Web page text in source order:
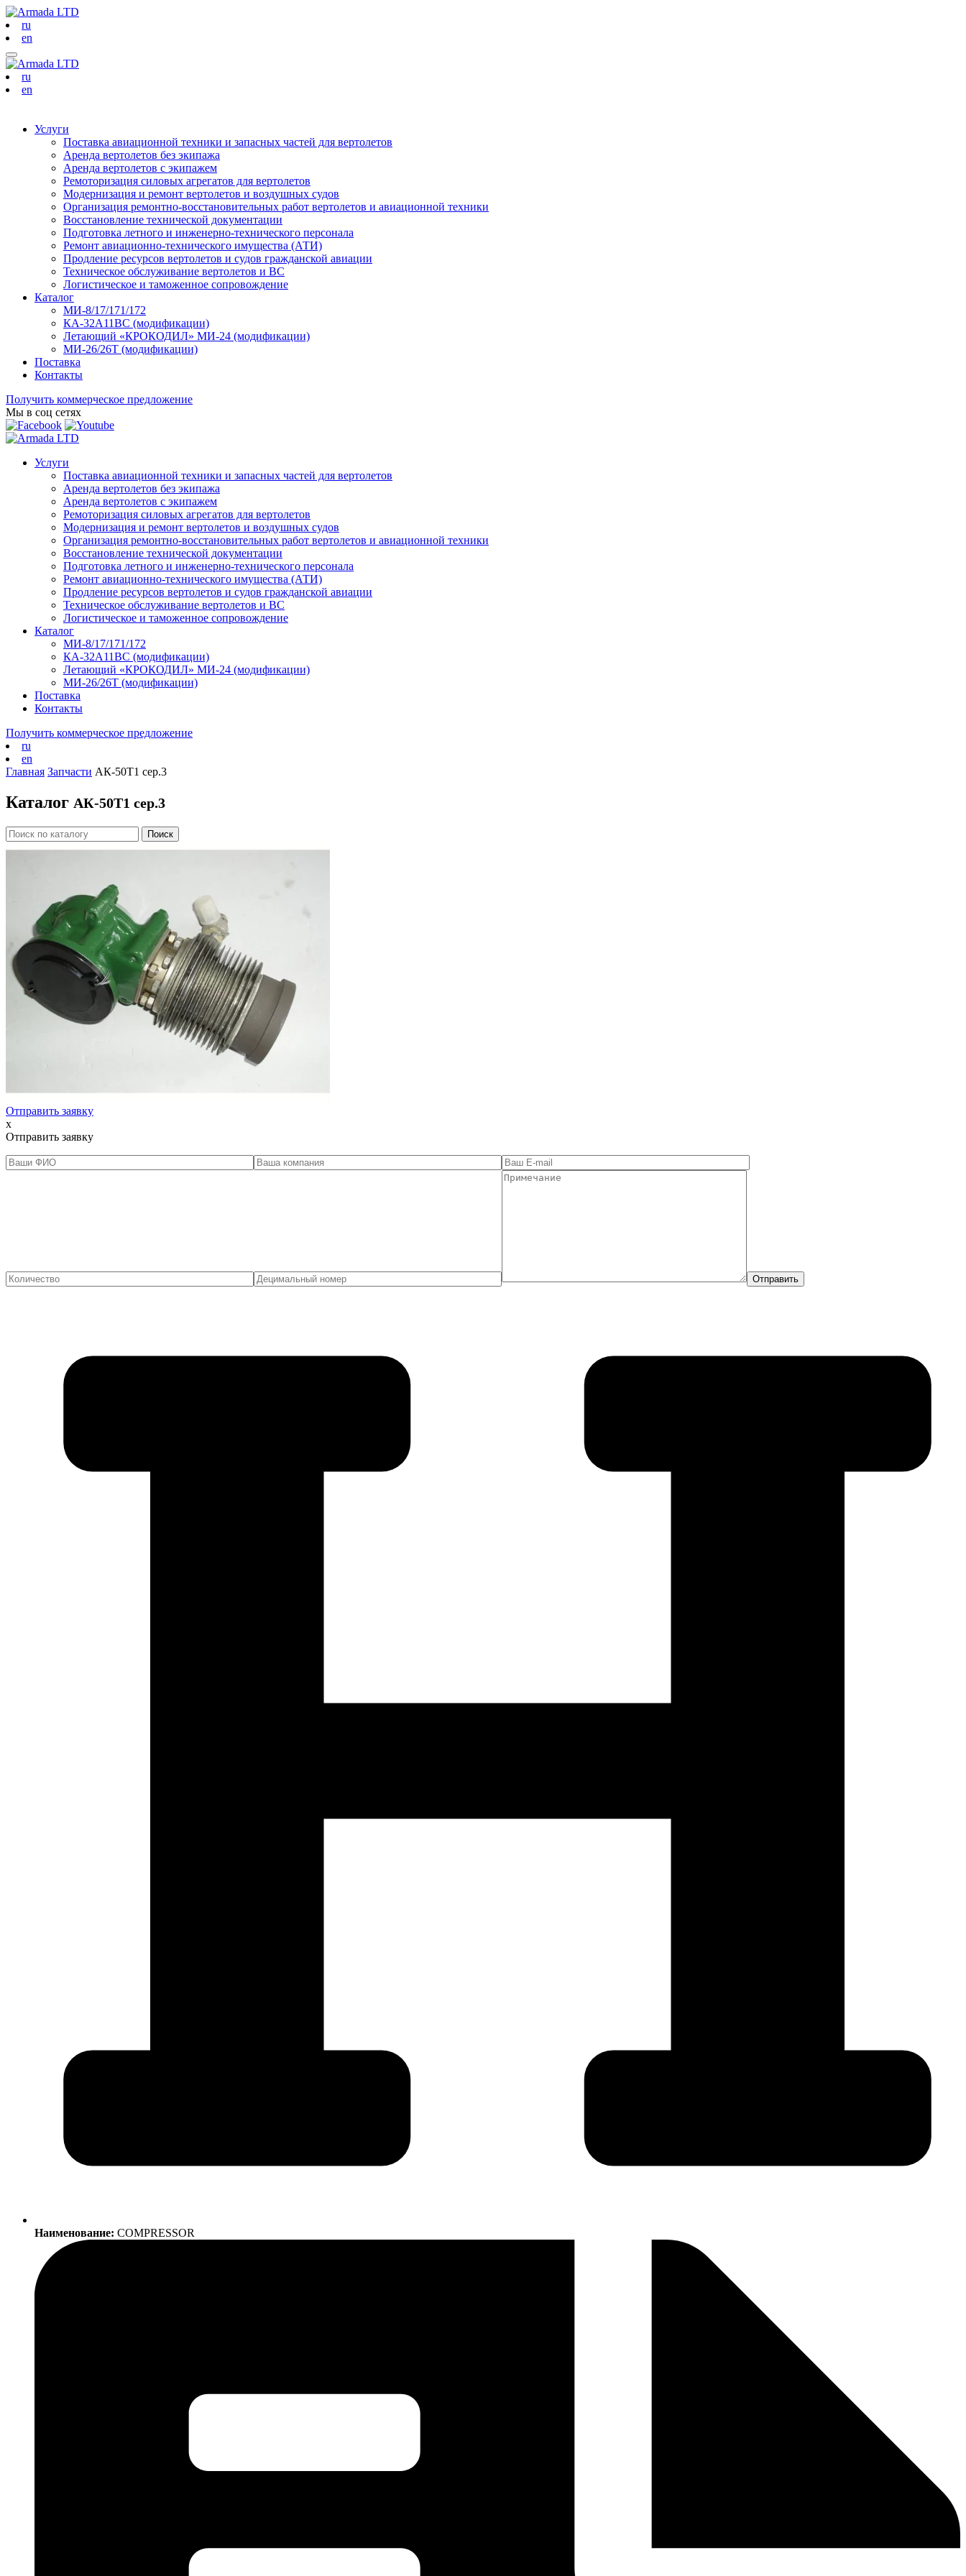
ru
en
ru
en
Услуги
Поставка авиационной техники и запасных частей для вертолетов
Аренда вертолетов без экипажа
Аренда вертолетов с экипажем
Ремоторизация силовых агрегатов для вертолетов
Модернизация и ремонт вертолетов и воздушных судов
Организация ремонтно-восстановительных работ вертолетов и авиационной техники
Восстановление технической документации
Подготовка летного и инженерно-технического персонала
Ремонт авиационно-технического имущества (АТИ)
Продление ресурсов вертолетов и судов гражданской авиации
Техническое обслуживание вертолетов и ВС
Логистическое и таможенное сопровождение
Каталог
МИ-8/17/171/172
КА-32А11ВС (модификации)
Летающий «КРОКОДИЛ» МИ-24 (модификации)
МИ-26/26Т (модификации)
Поставка
Контакты
Получить коммерческое предложение
Мы в соц сетях
Услуги
Поставка авиационной техники и запасных частей для вертолетов
Аренда вертолетов без экипажа
Аренда вертолетов с экипажем
Ремоторизация силовых агрегатов для вертолетов
Модернизация и ремонт вертолетов и воздушных судов
Организация ремонтно-восстановительных работ вертолетов и авиационной техники
Восстановление технической документации
Подготовка летного и инженерно-технического персонала
Ремонт авиационно-технического имущества (АТИ)
Продление ресурсов вертолетов и судов гражданской авиации
Техническое обслуживание вертолетов и ВС
Логистическое и таможенное сопровождение
Каталог
МИ-8/17/171/172
КА-32А11ВС (модификации)
Летающий «КРОКОДИЛ» МИ-24 (модификации)
МИ-26/26Т (модификации)
Поставка
Контакты
Получить коммерческое предложение
ru
en
Главная Запчасти АК-50Т1 сер.3
Каталог АК-50Т1 сер.3
Отправить заявку
x
Отправить заявку
Наименование: COMPRESSOR